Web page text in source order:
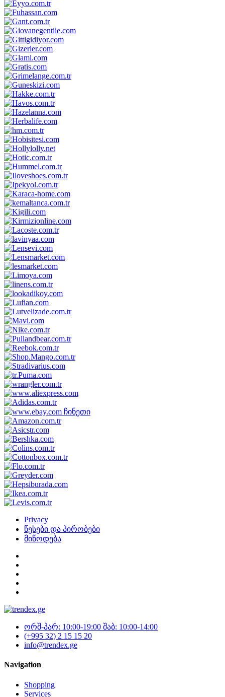
Privacy
წესები და პირობები
მიწოდება
ორშ-პარ: 10:00-19:00 შაბ: 10:00-14:00
(+995 32) 2 15 15 20
info@trendex.ge
Navigation
Shopping
Services